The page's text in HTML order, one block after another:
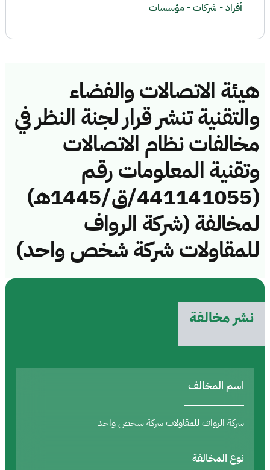
هيئة الاتصالات والفضاء
والتقنية تنشر قرار لجنة النظر في
مخالفات نظام الاتصالات
وتقنية المعلومات رقم
(441141055/ق/1445هـ)
لمخالفة (شركة الرواف
للمقاولات شركة شخص واحد)
نشر مخالفة
اسم المخالف
شركة الرواف للمقاولات شركة شخص واحد
نوع المخالفة
أفراد - شركات - مؤسسات